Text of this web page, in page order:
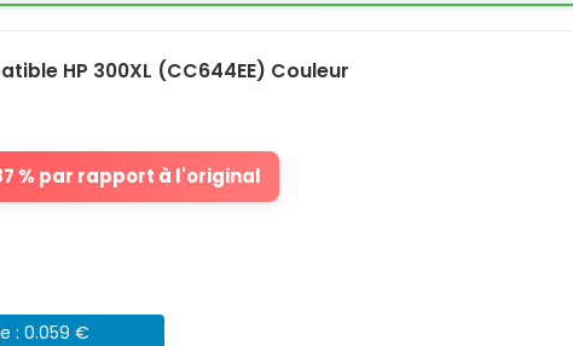
HP 300XL (CC644EE) Couleur
% par rapport à l'original
: 0.059 €